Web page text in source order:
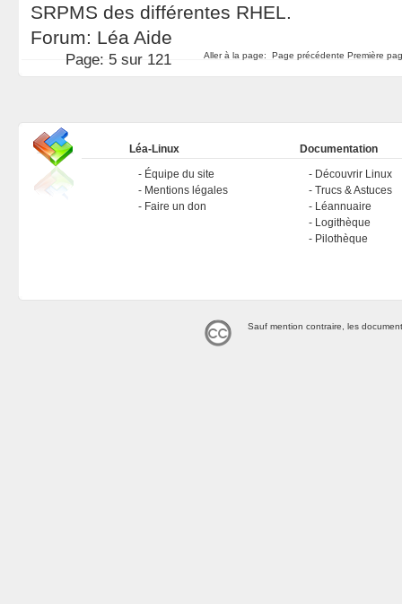
SRPMS des différentes RHEL.
Forum: Léa Aide
Aller à la page: Page précédente Première
Page: 5 sur 121
Léa-Linux
Équipe du site
Mentions légales
Faire un don
Documentation
Découvrir Linux
Trucs & Astuces
Léannuaire
Logithèque
Pilothèque
Sauf mention contraire, les